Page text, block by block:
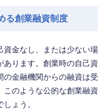
る創業融資制度
資金なし、または少ない場
あります。創業時の自己資
の金融機関からの融資は受
このような公的な創業融資
ょう。